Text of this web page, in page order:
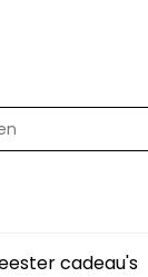
cadeau's